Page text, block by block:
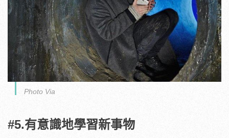
Photo Via
#5.有意識地學習新事物